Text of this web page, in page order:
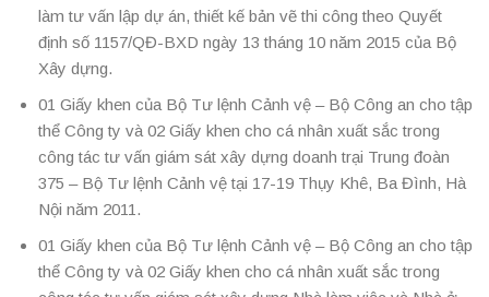
làm tư vấn lập dự án, thiết kế bản vẽ thi công theo Quyết
định số 1157/QĐ-BXD ngày 13 tháng 10 năm 2015 của Bộ
Xây dựng.
01 Giấy khen của Bộ Tư lệnh Cảnh vệ – Bộ Công an cho tập
thể Công ty và 02 Giấy khen cho cá nhân xuất sắc trong
công tác tư vấn giám sát xây dựng doanh trại Trung đoàn
375 – Bộ Tư lệnh Cảnh vệ tại 17-19 Thụy Khê, Ba Đình, Hà
Nội năm 2011.
01 Giấy khen của Bộ Tư lệnh Cảnh vệ – Bộ Công an cho tập
thể Công ty và 02 Giấy khen cho cá nhân xuất sắc trong